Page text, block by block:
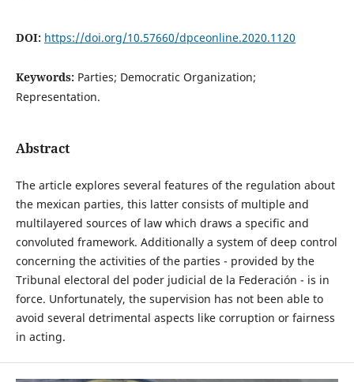
DOI: https://doi.org/10.57660/dpceonline.2020.1120
Keywords: Parties; Democratic Organization;
Representation.
Abstract
The article explores several features of the regulation about
the mexican parties, this latter consists of multiple and
multilayered sources of law which draws a specific and
convoluted framework. Additionally a system of deep control
concerning the activities of the parties - provided by the
Tribunal electoral del poder judicial de la Federación - is in
force. Unfortunately, the supervision has not been able to
avoid several detrimental aspects like corruption or fairness
in acting.